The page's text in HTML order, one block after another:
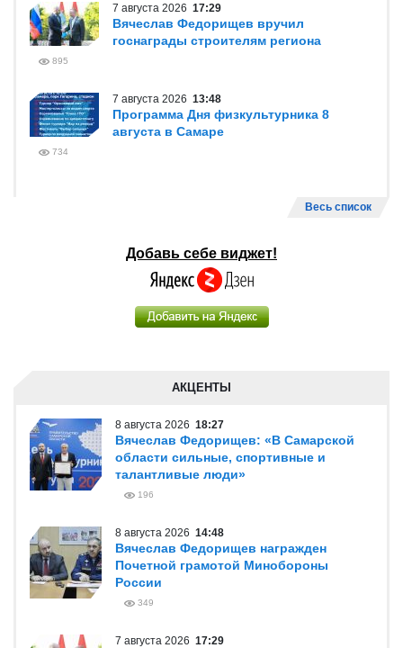
7 августа 2026 17:29
Вячеслав Федорищев вручил
госнаграды строителям региона
895
7 августа 2026 13:48
Программа Дня физкультурника 8
августа в Самаре
734
Весь список
Добавь себе виджет!
АКЦЕНТЫ
8 августа 2026 18:27
Вячеслав Федорищев: «В Самарской
области сильные, спортивные и
талантливые люди»
196
8 августа 2026 14:48
Вячеслав Федорищев награжден
Почетной грамотой Минобороны
России
349
7 августа 2026 17:29